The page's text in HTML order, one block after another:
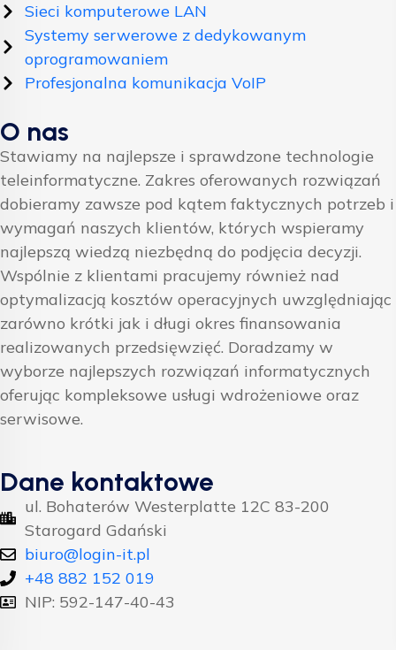
Sieci komputerowe LAN
Systemy serwerowe z dedykowanym
oprogramowaniem
Profesjonalna komunikacja VoIP
O nas
Stawiamy na najlepsze i sprawdzone technologie
teleinformatyczne. Zakres oferowanych rozwiązań
dobieramy zawsze pod kątem faktycznych potrzeb i
wymagań naszych klientów, których wspieramy
najlepszą wiedzą niezbędną do podjęcia decyzji.
Wspólnie z klientami pracujemy również nad
optymalizacją kosztów operacyjnych uwzględniając
zarówno krótki jak i długi okres finansowania
realizowanych przedsięwzięć. Doradzamy w
wyborze najlepszych rozwiązań informatycznych
oferując kompleksowe usługi wdrożeniowe oraz
serwisowe.
Dane kontaktowe
ul. Bohaterów Westerplatte 12C 83-200
Starogard Gdański
biuro@login-it.pl
+48 882 152 019
NIP: 592-147-40-43